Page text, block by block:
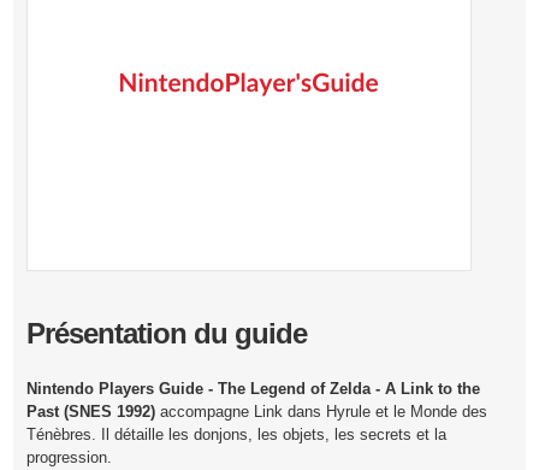
Présentation du guide
Nintendo Players Guide - The Legend of Zelda - A Link to the
Past (SNES 1992)accompagne Link dans Hyrule et le Monde des
Ténèbres. Il détaille les donjons, les objets, les secrets et la
progression.